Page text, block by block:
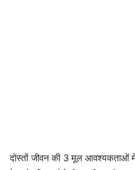
दोस्तों जीवन की 3 मूल आवश्यकताओं